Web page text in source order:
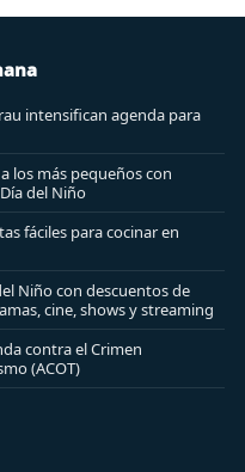
intensifican agenda para
los más pequeños con
del Niño
fáciles para cocinar en
Niño con descuentos de
cine, shows y streaming
contra el Crimen
(ACOT)